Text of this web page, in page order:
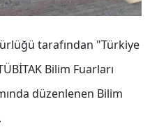
tarafından "Türkiye
Bilim Fuarları
düzenlenen Bilim